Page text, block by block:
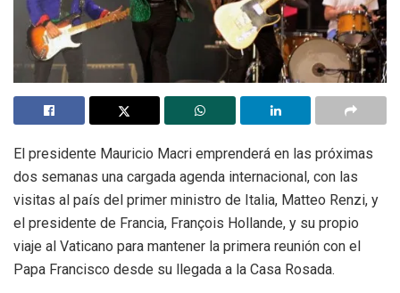
El presidente Mauricio Macri emprenderá en las próximas
dos semanas una cargada agenda internacional, con las
visitas al país del primer ministro de Italia, Matteo Renzi, y
el presidente de Francia, François Hollande, y su propio
viaje al Vaticano para mantener la primera reunión con el
Papa Francisco desde su llegada a la Casa Rosada.